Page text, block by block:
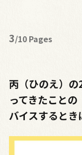
3/10 Pages
丙（ひのえ）
ってきたこと
バイスするとき